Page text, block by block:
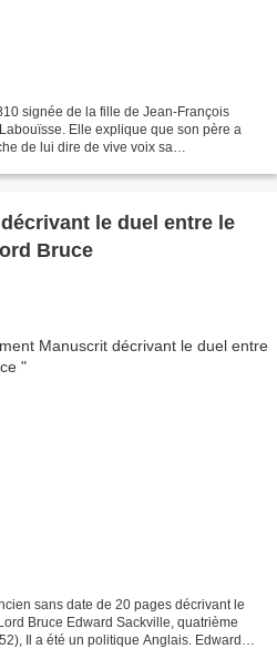
signée de la fille de Jean-François
Elle explique que son père a
de lui dire de vive voix sa
le duel entre le
Bruce
sans date de 20 pages décrivant le
Bruce Edward Sackville, quatrième
Il a été un politique Anglais. Edward